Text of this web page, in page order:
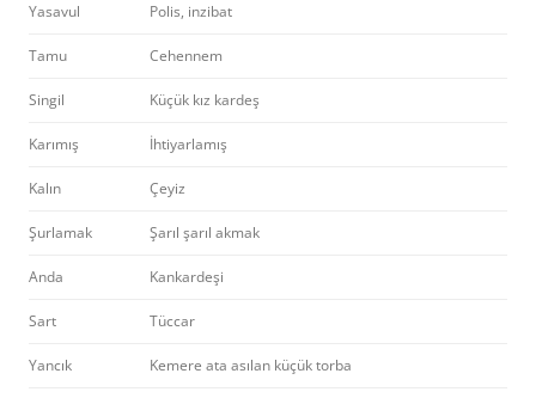
Yasavul Polis, inzibat
Tamu Cehennem
Singil Küçük kız kardeş
Karımış İhtiyarlamış
Kalın Çeyiz
Şurlamak Şarıl şarıl akmak
Anda Kankardeşi
Sart Tüccar
Yancık Kemere ata asılan küçük torba